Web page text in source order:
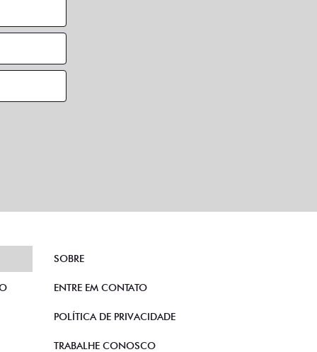
SOBRE
ENTRE EM CONTATO
POLÍTICA DE PRIVACIDADE
TRABALHE CONOSCO